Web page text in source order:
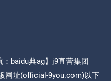
baidu典ag】j9直营集团
网址(official-9you.com)以下